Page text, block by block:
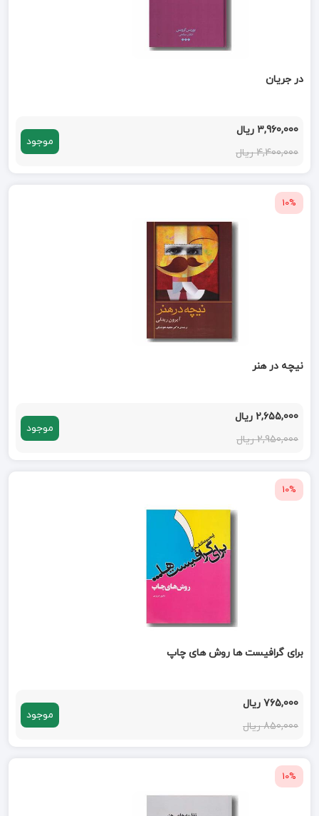
در جریان
3,960,000 ریال
4,400,000 ریال
موجود
10%
نیچه در هنر
2,655,000 ریال
2,950,000 ریال
موجود
10%
برای گرافیست ها روش های چاپ
765,000 ریال
850,000 ریال
موجود
10%